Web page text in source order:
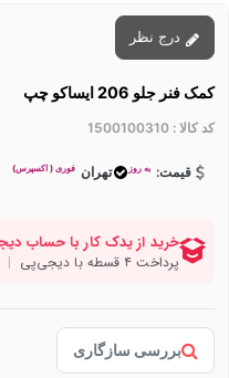
کمک فنر جلو 206 ایساکو چپ
کد کالا : 1500100310
قیمت: به روز تهران فوری ( اکسپرس)
بررسی سازگاری